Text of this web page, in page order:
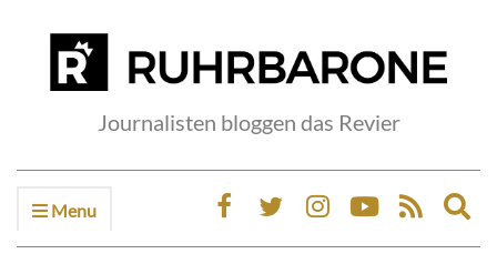
Journalisten bloggen das Revier
Menu